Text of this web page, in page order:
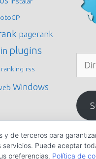
pagerank
plugins
ranking rss
Windows
y de terceros para
servicios. Puede aceptar
preferencias. Política de